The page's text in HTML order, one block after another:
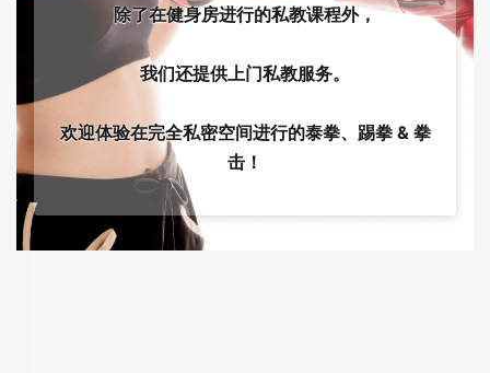
除了在健身房进行的私教课程外，
我们还提供上门私教服务。
欢迎体验在完全私密空间进行的泰拳、踢拳 & 拳
击！